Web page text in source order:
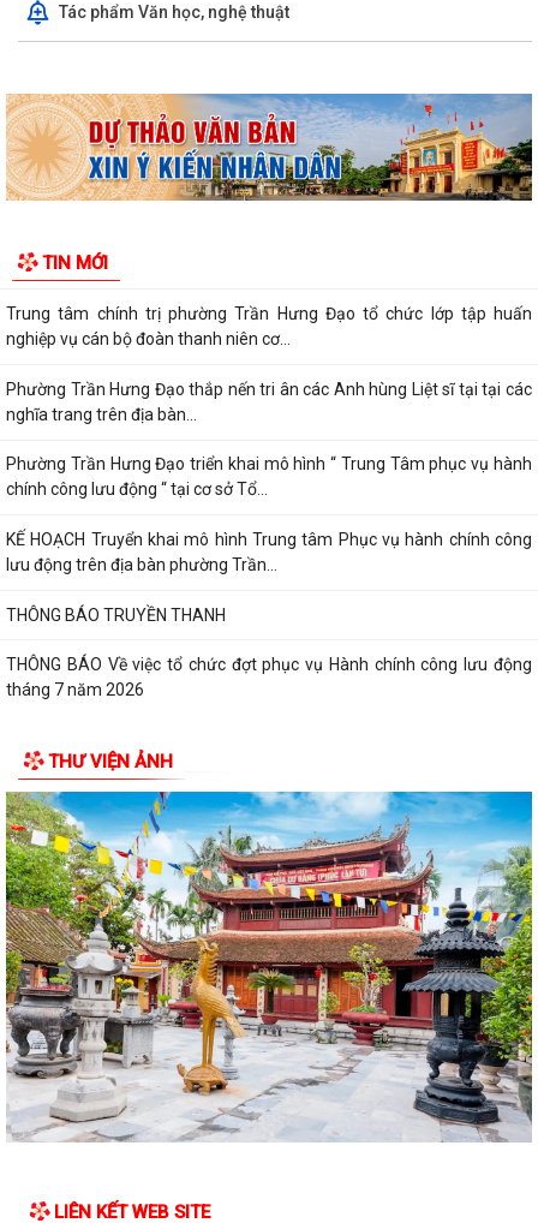
Tác phẩm Văn học, nghệ thuật
TIN MỚI
phường Trần Hưng Đạo khóa II,...
Phường Trần Hưng Đạo tham dự hội nghị toàn quốc nghiên cứu, học
tập, quán triệt và triển khai thực...
Khai mạc giải bóng đá U13 phường Trần Hưng Đạo hè năm 2026.
Hưng Đạo tiếp xúc đối thoại trực...
Trung tâm chính trị phường Trần Hưng Đạo tổ chức lớp tập huấn
nghiệp vụ cán bộ đoàn thanh niên cơ...
Phường Trần Hưng Đạo thắp nến tri ân các Anh hùng Liệt sĩ tại tại các
nghĩa trang trên địa bàn...
Phường Trần Hưng Đạo triển khai mô hình “ Trung Tâm phục vụ hành
chính công lưu động “ tại cơ sở Tổ...
KẾ HOẠCH Truyển khai mô hình Trung tâm Phục vụ hành chính công
lưu động trên địa bàn phường Trần...
THÔNG BÁO TRUYỀN THANH
THÔNG BÁO Về việc tổ chức đợt phục vụ Hành chính công lưu động
tháng 7 năm 2026
tâm thần Hải Dương nhân dịp 79...
Đồng chí Vũ Thị Hiên, Phó bí thư thường trực Đảng ủy phường Trần
Hưng Đạo thăm, tặng quà nhân Ngày...
Phường Trần Hưng Đạo triển khai lấy mẫu ADN các phần mộ liệt sĩ vô
danh tại Nghĩa trang Liệt Lê Lợi...
Đ/c Nguyễn Minh Thắng Bí thư Đảng ủy- Chủ tịch HĐND phường Trần
Hưng Đạo thăm, tặng quà gia đình...
Hơn 30 cán bộ, hội viên chữ thập đỏ trên địa bàn phường Trần Hưng
Đạo được tập huấn kỹ năng sơ cấp...
QUYẾT ĐỊNH Về việc công bố Danh mục thủ tục hành chính mới ban
hành, bị bãi bỏ thuộc phạm vi chức...
tặng quà các gia đình chính sách...
THƯ VIỆN ẢNH
LIÊN KẾT WEB SITE